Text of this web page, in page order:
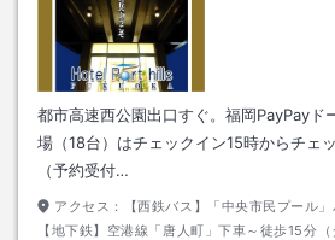
都市高速西公園出口すぐ。福岡PayPayド
場（18台）はチェックイン15時からチェ
（予約受付…
アクセス：
【西鉄バス】「中央市民プール
【地下鉄】空港線「唐人町」下車～徒歩15分